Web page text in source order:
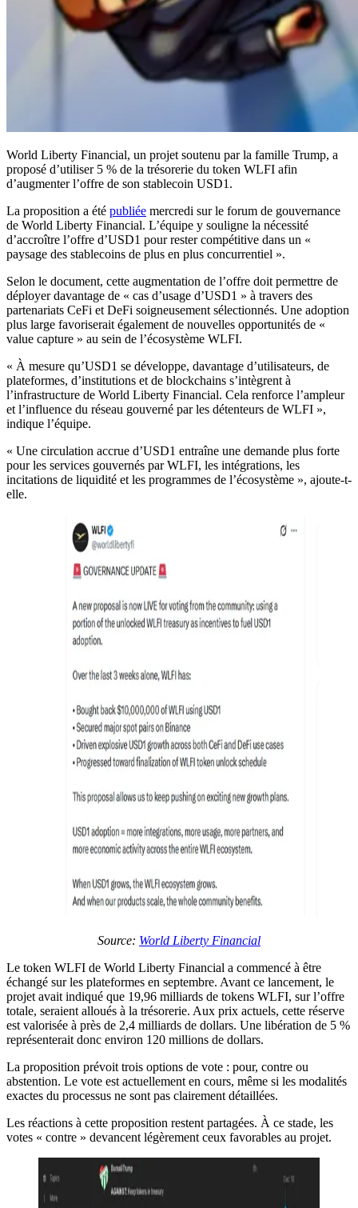
World Liberty Financial, un projet soutenu par la famille Trump, a
proposé d’utiliser 5 % de la trésorerie du token WLFI afin
d’augmenter l’offre de son stablecoin USD1.
La proposition a été publiée mercredi sur le forum de gouvernance
de World Liberty Financial. L’équipe y souligne la nécessité
d’accroître l’offre d’USD1 pour rester compétitive dans un «
paysage des stablecoins de plus en plus concurrentiel ».
Selon le document, cette augmentation de l’offre doit permettre de
déployer davantage de « cas d’usage d’USD1 » à travers des
partenariats CeFi et DeFi soigneusement sélectionnés. Une adoption
plus large favoriserait également de nouvelles opportunités de «
value capture » au sein de l’écosystème WLFI.
« À mesure qu’USD1 se développe, davantage d’utilisateurs, de
plateformes, d’institutions et de blockchains s’intègrent à
l’infrastructure de World Liberty Financial. Cela renforce l’ampleur
et l’influence du réseau gouverné par les détenteurs de WLFI »,
indique l’équipe.
« Une circulation accrue d’USD1 entraîne une demande plus forte
pour les services gouvernés par WLFI, les intégrations, les
incitations de liquidité et les programmes de l’écosystème », ajoute-t-
elle.
Source: World Liberty Financial
Le token WLFI de World Liberty Financial a commencé à être
échangé sur les plateformes en septembre. Avant ce lancement, le
projet avait indiqué que 19,96 milliards de tokens WLFI, sur l’offre
totale, seraient alloués à la trésorerie. Aux prix actuels, cette réserve
est valorisée à près de 2,4 milliards de dollars. Une libération de 5 %
représenterait donc environ 120 millions de dollars.
La proposition prévoit trois options de vote : pour, contre ou
abstention. Le vote est actuellement en cours, même si les modalités
exactes du processus ne sont pas clairement détaillées.
Les réactions à cette proposition restent partagées. À ce stade, les
votes « contre » devancent légèrement ceux favorables au projet.